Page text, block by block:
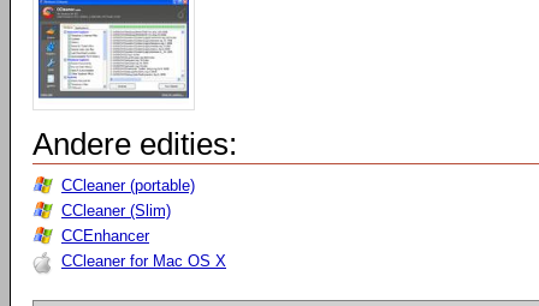
Andere edities:
CCleaner (portable)
CCleaner (Slim)
CCEnhancer
CCleaner for Mac OS X